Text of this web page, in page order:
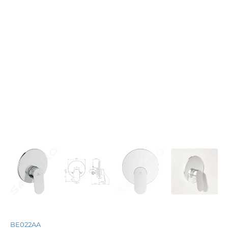
BE022AA